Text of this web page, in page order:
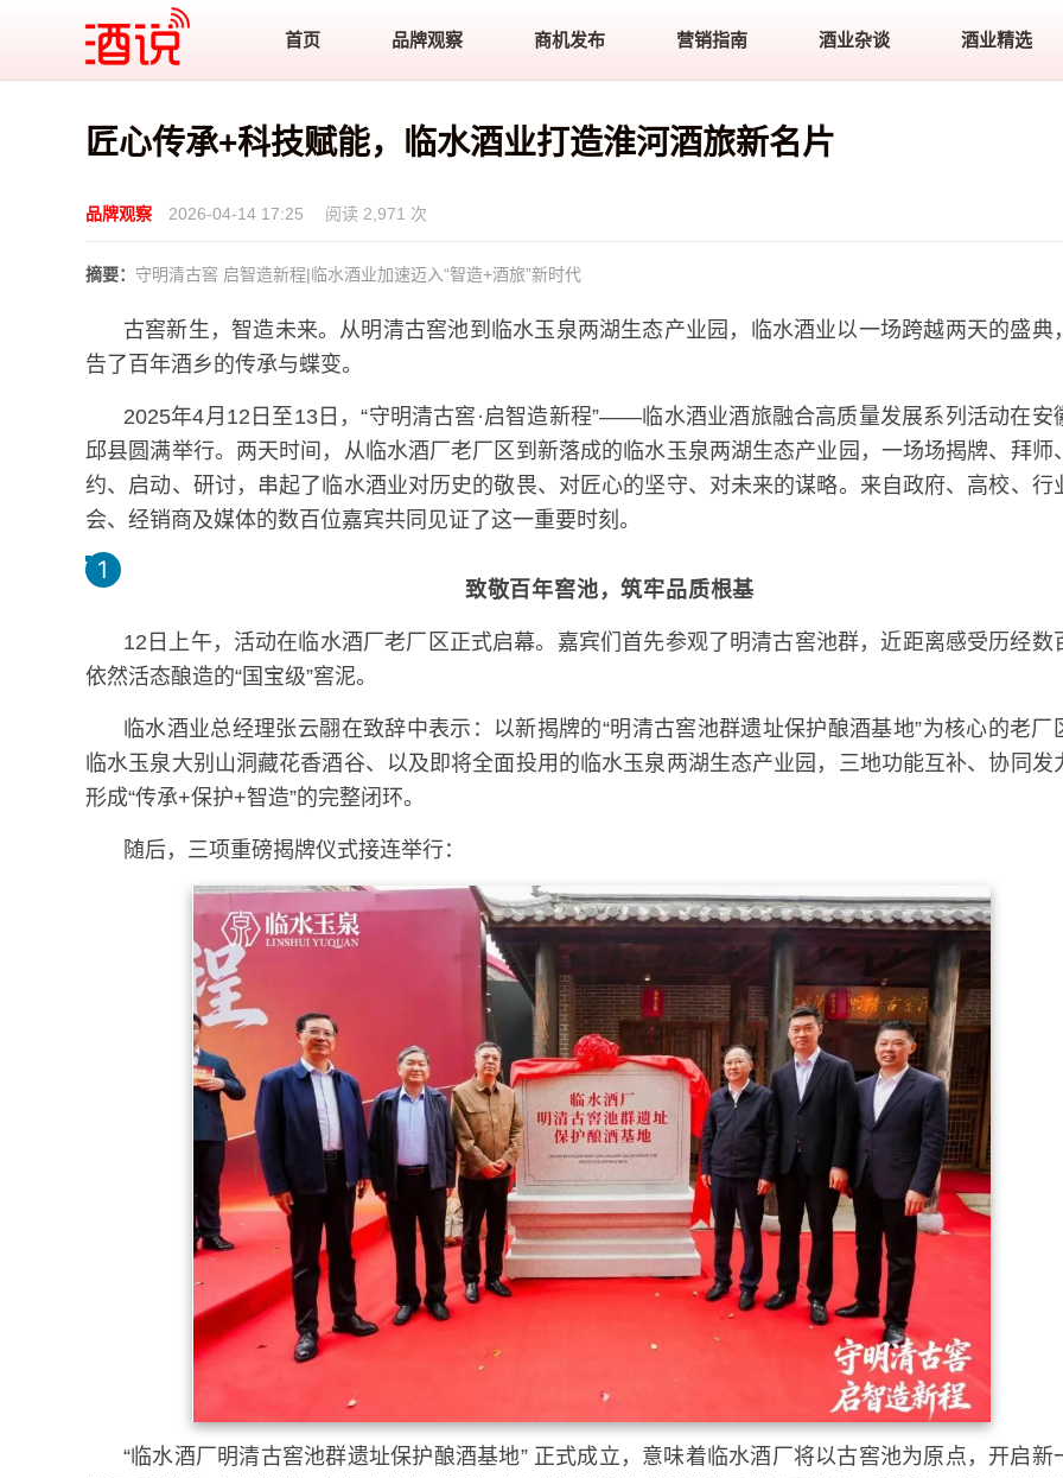
酒说
首页 品牌观察 商机发布 营销指南 酒业杂谈 酒业精选
匠心传承+科技赋能，临水酒业打造淮河酒旅新名片
品牌观察 2026-04-14 17:25 阅读 2,971 次
摘要： 守明清古窖 启智造新程|临水酒业加速迈入“智造+酒旅”新时代
古窖新生，智造未来。从明清古窖池到临水玉泉两湖生态产业园，临水酒业以一场跨越两天的盛典
告了百年酒乡的传承与蝶变。
2025年4月12日至13日，“守明清古窖·启智造新程”——临水酒业酒旅融合高质量发展系列活动在安
邱县圆满举行。两天时间，从临水酒厂老厂区到新落成的临水玉泉两湖生态产业园，一场场揭牌、拜师
约、启动、研讨，串起了临水酒业对历史的敬畏、对匠心的坚守、对未来的谋略。来自政府、高校、行
会、经销商及媒体的数百位嘉宾共同见证了这一重要时刻。
1 1
致敬百年窖池，筑牢品质根基
12日上午，活动在临水酒厂老厂区正式启幕。嘉宾们首先参观了明清古窖池群，近距离感受历经数
依然活态酿造的“国宝级”窖泥。
临水酒业总经理张云翮在致辞中表示：以新揭牌的“明清古窖池群遗址保护酿酒基地”为核心的老厂
临水玉泉大别山洞藏花香酒谷、以及即将全面投用的临水玉泉两湖生态产业园，三地功能互补、协同发
形成“传承+保护+智造”的完整闭环。
随后，三项重磅揭牌仪式接连举行：
“临水酒厂明清古窖池群遗址保护酿酒基地” 正式成立，意味着临水酒厂将以古窖池为原点，开启新